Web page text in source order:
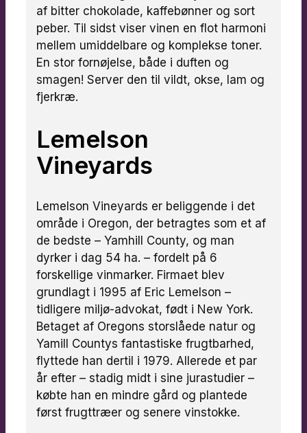
af bitter chokolade, kaffebønner og sort
peber. Til sidst viser vinen en flot harmoni
mellem umiddelbare og komplekse toner.
En stor fornøjelse, både i duften og
smagen! Server den til vildt, okse, lam og
fjerkræ.
Lemelson
Vineyards
Lemelson Vineyards er beliggende i det
område i Oregon, der betragtes som et af
de bedste – Yamhill County, og man
dyrker i dag 54 ha. – fordelt på 6
forskellige vinmarker. Firmaet blev
grundlagt i 1995 af Eric Lemelson –
tidligere miljø-advokat, født i New York.
Betaget af Oregons storslåede natur og
Yamill Countys fantastiske frugtbarhed,
flyttede han dertil i 1979. Allerede et par
år efter – stadig midt i sine jurastudier –
købte han en mindre gård og plantede
først frugttræer og senere vinstokke.